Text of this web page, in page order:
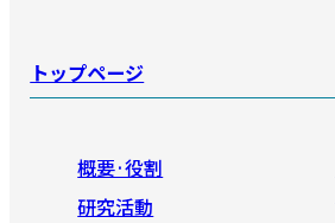
トップページ
概要·役割
研究活動